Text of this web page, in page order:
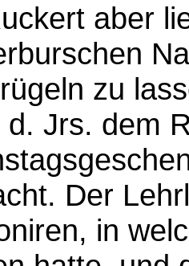
aber
zu
d. Jrs. dem
Der
in